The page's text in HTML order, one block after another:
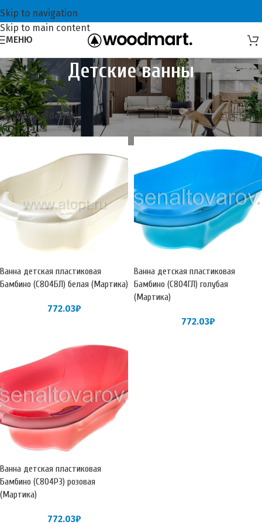
Skip to navigation
Skip to main content
МЕНЮ
Детские ванны
Главная Хозтовары Детские ванны Showing all 3 results
Show sidebar
Ванна детская пластиковая
Бамбино (С804БЛ) белая (Мартика)
772.03₽
Ванна детская пластиковая
Бамбино (С804ГЛ) голубая
(Мартика)
772.03₽
Ванна детская пластиковая
Бамбино (С804РЗ) розовая
(Мартика)
772.03₽